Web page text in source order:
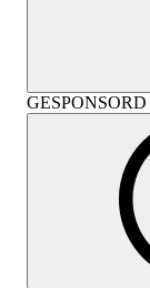
GESPONSORD